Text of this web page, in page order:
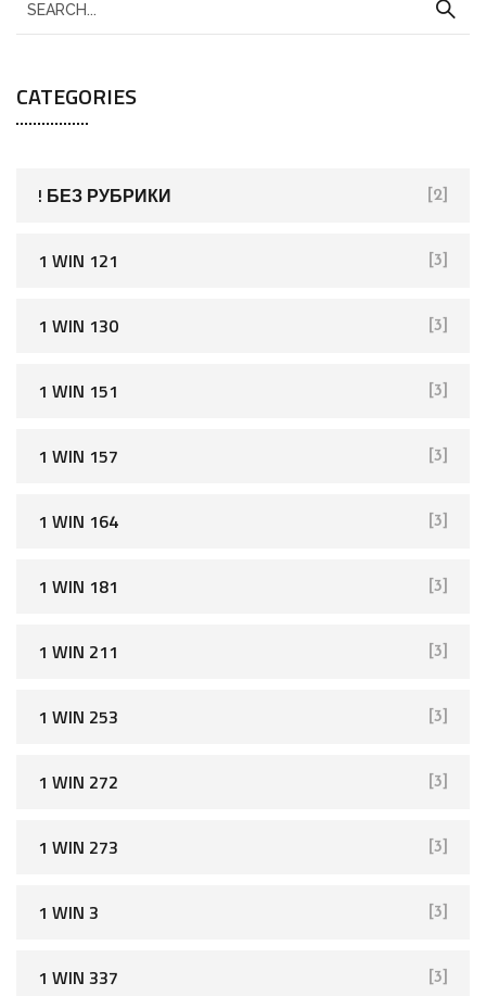
e
r
c
CATEGORIES
! БЕЗ РУБРИКИ [2]
1 WIN 121 [3]
1 WIN 130 [3]
1 WIN 151 [3]
1 WIN 157 [3]
1 WIN 164 [3]
1 WIN 181 [3]
1 WIN 211 [3]
1 WIN 253 [3]
1 WIN 272 [3]
1 WIN 273 [3]
1 WIN 3 [3]
1 WIN 337 [3]